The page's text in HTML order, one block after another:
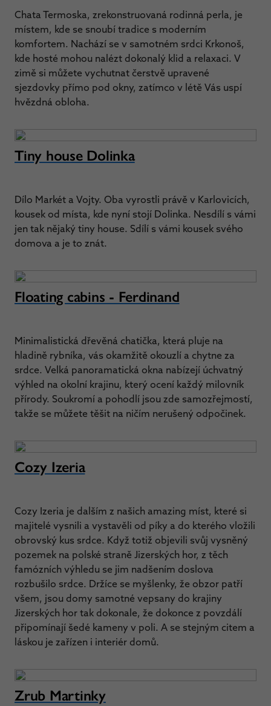
Chata Termoska, zrekonstruovaná rodinná perla, je
místem, kde se snoubí tradice s moderním
komfortem. Nachází se v samotném srdci Krkonoš,
kde hosté mohou nalézt dokonalý klid a relaxaci. V
zimě si můžete vychutnat čerstvě upravené
sjezdovky přímo pod okny, zatímco v létě Vás uspí
hvězdná obloha.
Tiny house Dolinka
Dílo Markét a Vojty. Oba vyrostli právě v Karlovicích,
kousek od místa, kde nyní stojí Dolinka. Nesdílí s vámi
jen tak nějaký tiny house. Sdílí s vámi kousek svého
domova a je to znát.
Floating cabins - Ferdinand
Minimalistická dřevěná chatička, která pluje na
hladině rybníka, vás okamžitě okouzlí a chytne za
srdce. Velká panoramatická okna nabízejí úchvatný
výhled na okolní krajinu, který ocení každý milovník
přírody. Soukromí a pohodlí jsou zde samozřejmostí,
takže se můžete těšit na ničím nerušený odpočinek.
Cozy Izeria
Cozy Izeria je dalším z našich amazing míst, které si
majitelé vysnili a vystavěli od píky a do kterého vložili
obrovský kus srdce. Když totiž objevili svůj vysněný
pozemek na polské straně Jizerských hor, z těch
famózních výhledu se jim nadšením doslova
rozbušilo srdce. Držíce se myšlenky, že obzor patří
všem, jsou domy samotné vepsany do krajiny
Jizerských hor tak dokonale, že dokonce z povzdálí
připomínají šedé kameny v poli. A se stejným citem a
láskou je zařízen i interiér domů.
Zrub Martinky